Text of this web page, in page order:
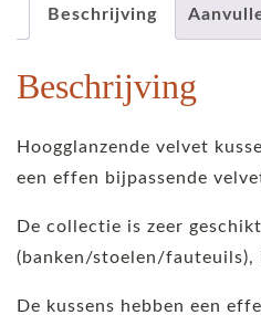
Beschrijving
Beschrijving
Hoogglanzende velvet
een effen bijpassende
De collectie is zeer
(banken/stoelen/fauteuils),
De kussens hebben een